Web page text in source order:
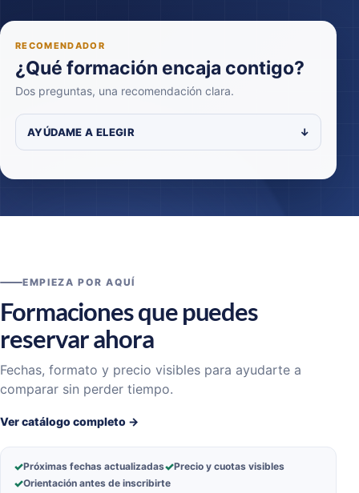
RECOMENDADOR
¿Qué formación encaja contigo?
Dos preguntas, una recomendación clara.
AYÚDAME A ELEGIR ↓
EMPIEZA POR AQUÍ
Formaciones que puedes
reservar ahora
Fechas, formato y precio visibles para ayudarte a
comparar sin perder tiempo.
Ver catálogo completo →
✓Próximas fechas actualizadas✓Precio y cuotas visibles
✓Orientación antes de inscribirte